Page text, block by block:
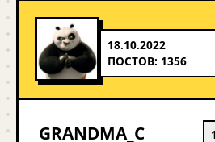
18.10.2022
ПОСТОВ: 1356
GRANDMA_C